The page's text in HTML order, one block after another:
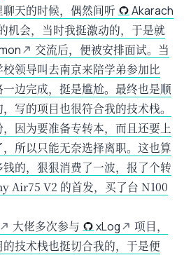
聊天的时候，偶然间听
Akarach
机会，当时我挺激动的，于是就
交流后，便被安排面试。当
领导叫去南京来陪学弟参加比
边完成，挺是尴尬。最终也是顺
写的项目也很符合我的技术栈。
因为要准备专转本，而且还要上
所以只能无奈选择离职。这也算
的，狠狠消费了一波，报了个转
Air75 V2 的首发，买了台 N100
大佬多次参与 xLog
项目，
技术栈也挺切合我的，于是便